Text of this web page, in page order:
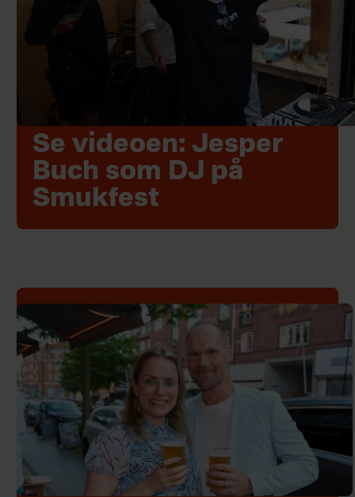
Se videoen: Jesper
Buch som DJ på
Smukfest